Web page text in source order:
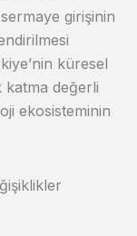
girişinin
küresel
katma değerli
ekosisteminin